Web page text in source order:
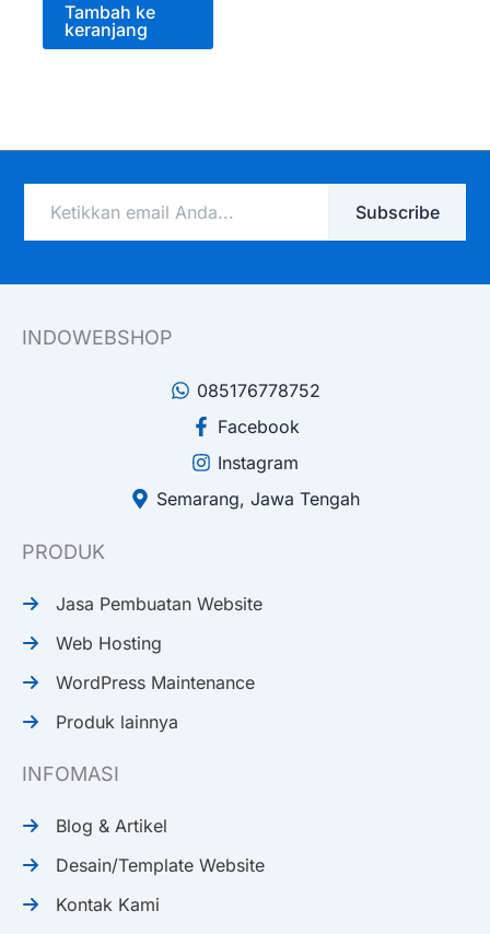
Tambah ke
keranjang
email
Anda...
Subscribe
INDOWEBSHOP
085176778752
Facebook
Instagram
Semarang, Jawa Tengah
PRODUK
Jasa Pembuatan Website
Web Hosting
WordPress Maintenance
Produk lainnya
INFOMASI
Blog & Artikel
Desain/Template Website
Kontak Kami